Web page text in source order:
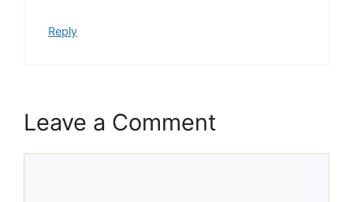
Reply
Leave a Comment